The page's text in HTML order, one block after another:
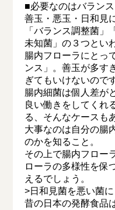
■必要なのはバラン
善玉・悪玉・日和見
「バランス調整菌」
未知菌」の３つとい
腸内フローラにとっ
ンス」。善玉が多す
ぎてもいけないので
腸内細菌は個人差が
良い働きをしてくれ
る、そんなケースも
大事なのは自分の腸
のかを知ること。
その上で腸内フロー
ローラの多様性を保
えるでしょう。
>日和見菌を悪い菌
昔の日本の発酵食品